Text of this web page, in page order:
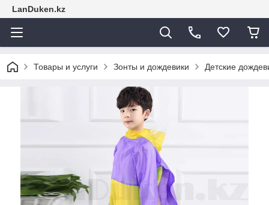
LanDuken.kz
Товары и услуги Зонты и дождевики Детские